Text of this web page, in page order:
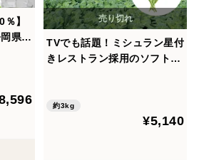
】
県磐
TVでも話題！ミシュラン星付
きレストラン採用のソフトケ
約3kg
¥5,140